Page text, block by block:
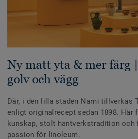
Ny matt yta & mer färg
golv och vägg
Där, i den lilla staden Narni tillverkas
enligt originalrecept sedan 1898. Här
kunskap, stolt hantverkstradition
passion för linoleum.